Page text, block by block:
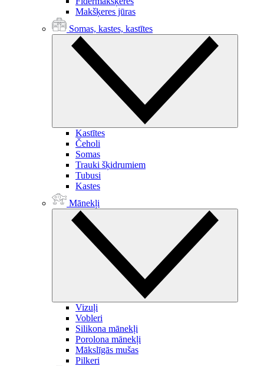
Makšķeres jūras
Somas, kastes, kastītes
Kastītes
Čeholi
Somas
Trauki šķidrumiem
Tubusi
Kastes
Mānekļi
Vizuļi
Vobleri
Silikona mānekļi
Porolona mānekļi
Mākslīgās mušas
Pilkeri